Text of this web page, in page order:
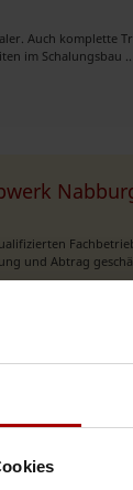
Auch komplette
im Schalungsbau ..
und Abtrag
(m/w/
absolute Mill ..